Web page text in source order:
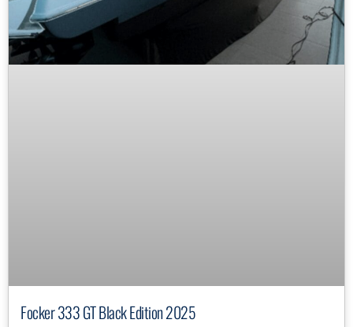
Focker 333 GT Black Edition 2025